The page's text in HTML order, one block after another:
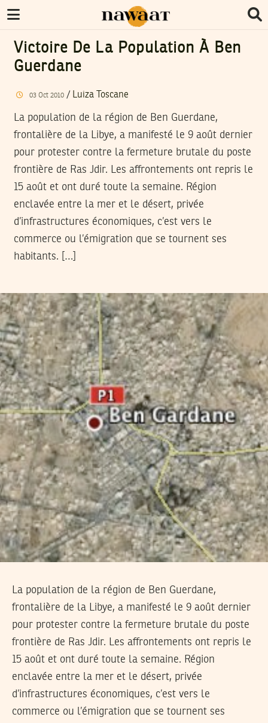
Victoire De La Population À Ben
Guerdane
03 Oct 2010/ Luiza Toscane
La population de la région de Ben Guerdane,
frontalière de la Libye, a manifesté le 9 août dernier
pour protester contre la fermeture brutale du poste
frontière de Ras Jdir. Les affrontements ont repris le
15 août et ont duré toute la semaine. Région
enclavée entre la mer et le désert, privée
d’infrastructures économiques, c’est vers le
commerce ou l’émigration que se tournent ses
habitants. […]
La population de la région de Ben Guerdane,
frontalière de la Libye, a manifesté le 9 août dernier
pour protester contre la fermeture brutale du poste
frontière de Ras Jdir. Les affrontements ont repris le
15 août et ont duré toute la semaine. Région
enclavée entre la mer et le désert, privée
d’infrastructures économiques, c’est vers le
commerce ou l’émigration que se tournent ses